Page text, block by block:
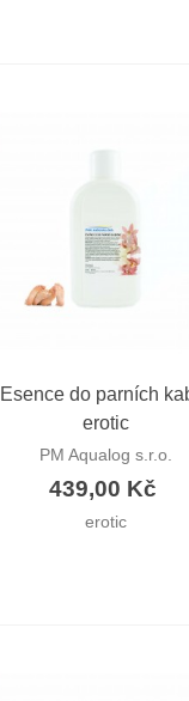
Rychlý náhled
Esence do parních
erotic
PM Aqualog s.r.o.
439,00 Kč
erotic